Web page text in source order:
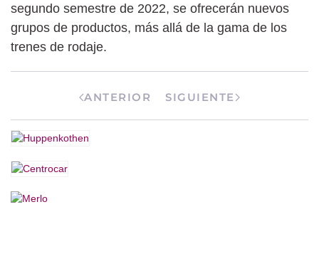
segundo semestre de 2022, se ofrecerán nuevos
grupos de productos, más allá de la gama de los
trenes de rodaje.
ANTERIOR SIGUIENTE